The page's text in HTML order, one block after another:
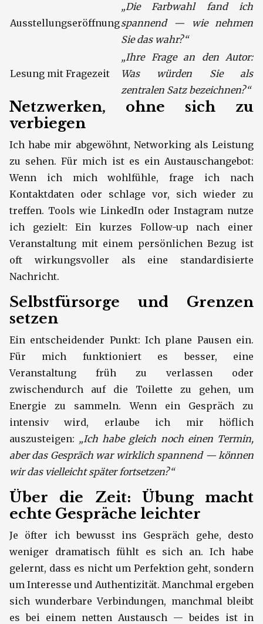
Ausstellungseröffnung
„Die Farbwahl fand ich
spannend — wie nehmen
Sie das wahr?“
Lesung mit Fragezeit
„Ihre Frage an den Autor:
Was würden Sie als
zentralen Satz bezeichnen?“
Netzwerken, ohne sich zu
verbiegen
Ich habe mir abgewöhnt, Networking als Leistung
zu sehen. Für mich ist es ein Austauschangebot:
Wenn ich mich wohlfühle, frage ich nach
Kontaktdaten oder schlage vor, sich wieder zu
treffen. Tools wie LinkedIn oder Instagram nutze
ich gezielt: Ein kurzes Follow-up nach einer
Veranstaltung mit einem persönlichen Bezug ist
oft wirkungsvoller als eine standardisierte
Nachricht.
Selbstfürsorge und Grenzen
setzen
Ein entscheidender Punkt: Ich plane Pausen ein.
Für mich funktioniert es besser, eine
Veranstaltung früh zu verlassen oder
zwischendurch auf die Toilette zu gehen, um
Energie zu sammeln. Wenn ein Gespräch zu
intensiv wird, erlaube ich mir höflich
auszusteigen: „Ich habe gleich noch einen Termin,
aber das Gespräch war wirklich spannend — können
wir das vielleicht später fortsetzen?“
Über die Zeit: Übung macht
echte Gespräche leichter
Je öfter ich bewusst ins Gespräch gehe, desto
weniger dramatisch fühlt es sich an. Ich habe
gelernt, dass es nicht um Perfektion geht, sondern
um Interesse und Authentizität. Manchmal ergeben
sich wunderbare Verbindungen, manchmal bleibt
es bei einem netten Austausch — beides ist in